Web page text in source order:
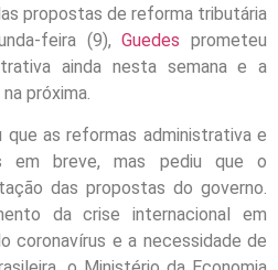
propostas de reforma tributária
feira (9),Guedes prometeu
ainda nesta semana e a
próxima.
as reformas administrativa e
em breve, mas pediu que o
das propostas do governo.
da crise internacional em
coronavírus e a necessidade de